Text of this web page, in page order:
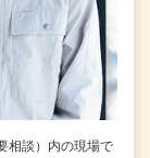
相談）内の現場で